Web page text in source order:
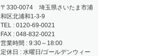
〒330-0074 埼玉県さいたま市浦
和区北浦和1-3-9
TEL : 0120-69-0021
FAX : 048-832-0021
営業時間 : 9:30～18:00
定休日 : 水曜日/ゴールデンウィー